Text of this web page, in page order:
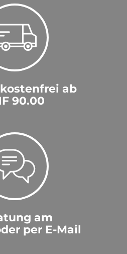
ab
90.00
am
per E-Mail